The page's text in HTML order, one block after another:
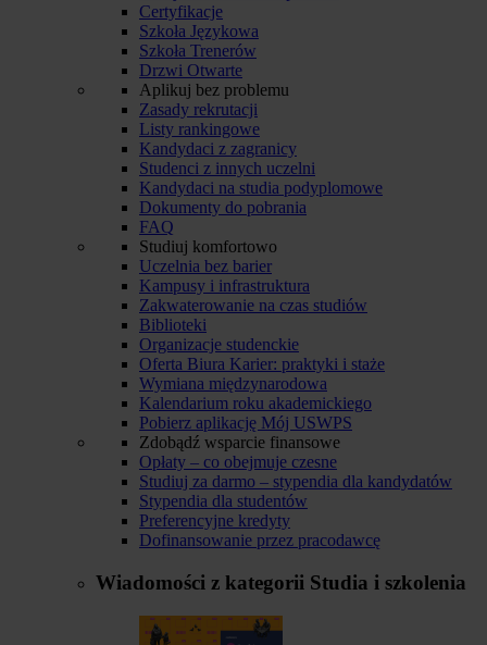
Certyfikacje
Szkoła Językowa
Szkoła Trenerów
Drzwi Otwarte
Aplikuj bez problemu
Zasady rekrutacji
Listy rankingowe
Kandydaci z zagranicy
Studenci z innych uczelni
Kandydaci na studia podyplomowe
Dokumenty do pobrania
FAQ
Studiuj komfortowo
Uczelnia bez barier
Kampusy i infrastruktura
Zakwaterowanie na czas studiów
Biblioteki
Organizacje studenckie
Oferta Biura Karier: praktyki i staże
Wymiana międzynarodowa
Kalendarium roku akademickiego
Pobierz aplikację Mój USWPS
Zdobądź wsparcie finansowe
Opłaty – co obejmuje czesne
Studiuj za darmo – stypendia dla kandydatów
Stypendia dla studentów
Preferencyjne kredyty
Dofinansowanie przez pracodawcę
Wiadomości z kategorii Studia i szkolenia